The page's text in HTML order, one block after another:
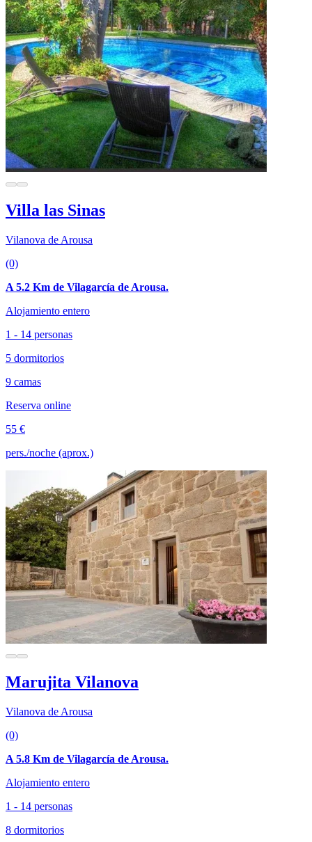
Villa las Sinas
Vilanova de Arousa
(0)
A 5.2 Km de Vilagarcía de Arousa.
Alojamiento entero
1 - 14 personas
5 dormitorios
9 camas
Reserva online
55 €
pers./noche (aprox.)
Marujita Vilanova
Vilanova de Arousa
(0)
A 5.8 Km de Vilagarcía de Arousa.
Alojamiento entero
1 - 14 personas
8 dormitorios